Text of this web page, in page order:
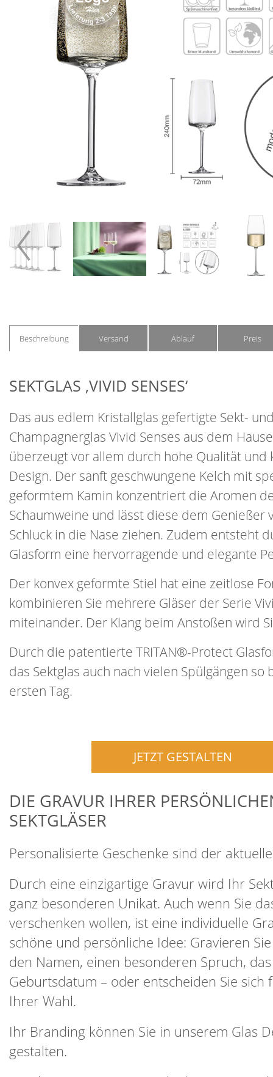
Beschreibung Versand Ablauf Preis
SEKTGLAS ‚VIVID SENSES‘
Das aus edlem Kristallglas gefertigte Sekt-
Champagnerglas Vivid Senses aus dem
überzeugt vor allem durch hohe Qualität und
Design. Der sanft geschwungene Kelch mit
geformtem Kamin konzentriert die Aromen
Schaumweine und lässt diese dem Genießer
Schluck in die Nase ziehen. Zudem entsteht
Glasform eine hervorragende und elegante
Der konvex geformte Stiel hat eine zeitlose
kombinieren Sie mehrere Gläser der Serie
miteinander. Der Klang beim Anstoßen wird
Durch die patentierte TRITAN®-Protect
das Sektglas auch nach vielen Spülgängen so
ersten Tag.
JETZT GESTALTEN
DIE GRAVUR IHRER
SEKTGLÄSER
Personalisierte Geschenke sind der
Durch eine einzigartige Gravur wird Ihr
ganz besonderen Unikat. Auch wenn Sie
verschenken wollen, ist eine individuelle
schöne und persönliche Idee: Gravieren
den Namen, einen besonderen Spruch, das
Geburtsdatum – oder entscheiden Sie sich
Ihrer Wahl.
Ihr Branding können Sie in unserem Glas
gestalten.